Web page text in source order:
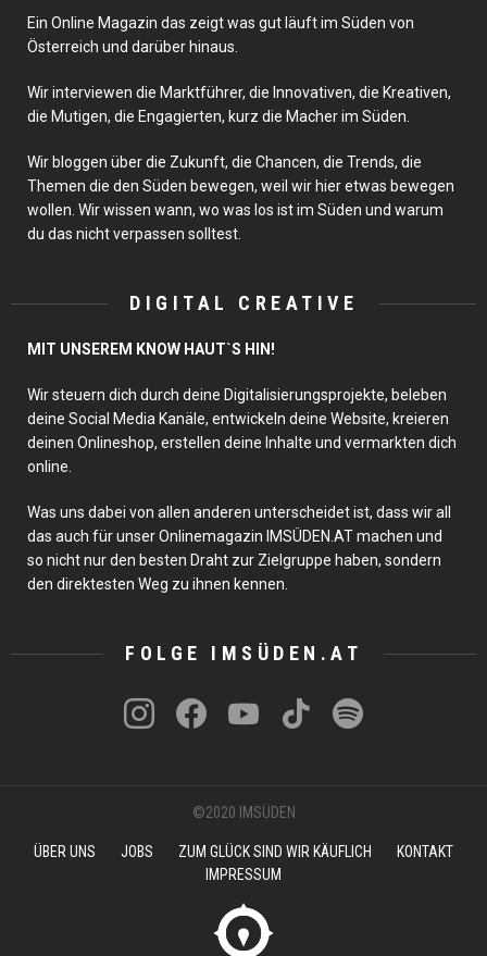
Ein Online Magazin das zeigt was gut läuft im Süden von
Österreich und darüber hinaus.
Wir interviewen die Marktführer, die Innovativen, die Kreativen,
die Mutigen, die Engagierten, kurz die Macher im Süden.
Wir bloggen über die Zukunft, die Chancen, die Trends, die
Themen die den Süden bewegen, weil wir hier etwas bewegen
wollen. Wir wissen wann, wo was los ist im Süden und warum
du das nicht verpassen solltest.
DIGITAL CREATIVE
MIT UNSEREM KNOW HAUT`S HIN!
Wir steuern dich durch deine Digitalisierungsprojekte, beleben
deine Social Media Kanäle, entwickeln deine Website, kreieren
deinen Onlineshop, erstellen deine Inhalte und vermarkten dich
online.
Was uns dabei von allen anderen unterscheidet ist, dass wir all
das auch für unser Onlinemagazin IMSÜDEN.AT machen und
so nicht nur den besten Draht zur Zielgruppe haben, sondern
den direktesten Weg zu ihnen kennen.
FOLGE IMSÜDEN.AT
instagram
©2020 IMSÜDEN
ÜBER UNS JOBS ZUM GLÜCK SIND WIR KÄUFLICH
KONTAKT
IMPRESSUM